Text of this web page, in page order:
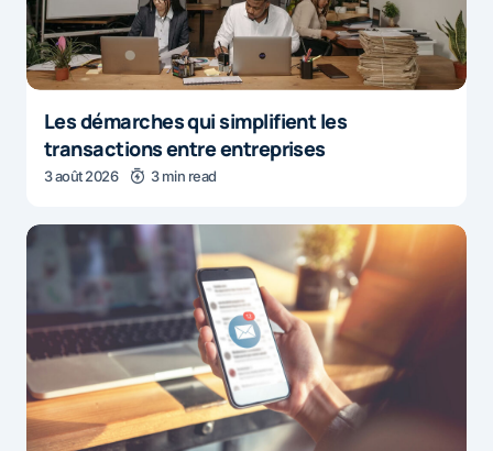
Les démarches qui simplifient les
transactions entre entreprises
3 août 2026 3 min read